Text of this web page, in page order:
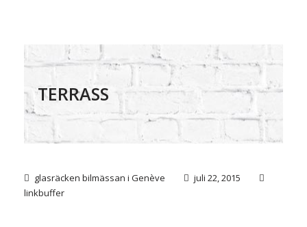
TERRASS
glasräcken bilmässan i Genève
juli 22, 2015
linkbuffer